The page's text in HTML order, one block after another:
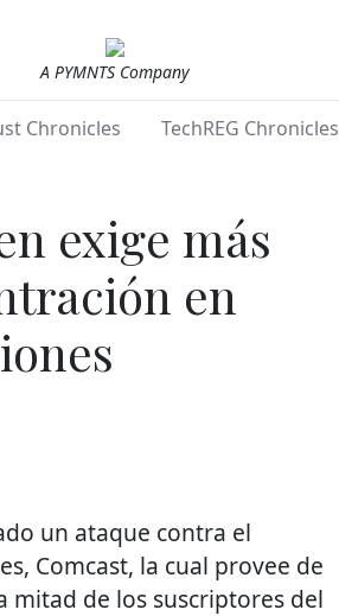
A PYMNTS Company
Chronicles TechREG Chronicles
exige más
en
un ataque contra el
Comcast, la cual provee de
mitad de los suscriptores del